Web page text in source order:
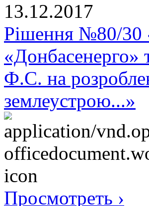
13.12.2017
Рішення №80/30
«Донбасенерго»
Ф.С. на
землеустрою...»
Просмотреть ›